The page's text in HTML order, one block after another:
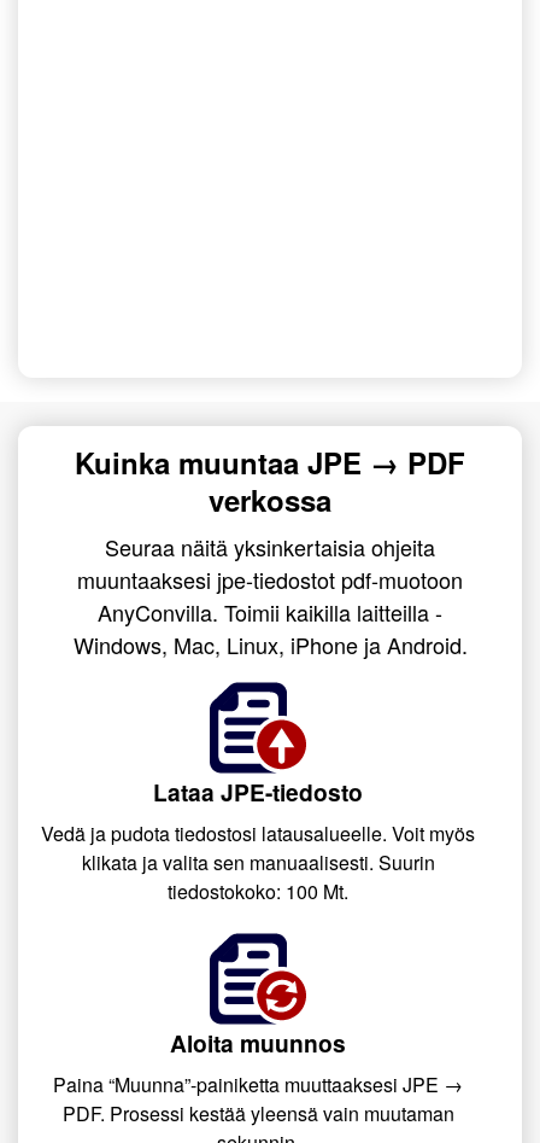
Kuinka muuntaa JPE → PDF
verkossa
Seuraa näitä yksinkertaisia ohjeita
muuntaaksesi jpe-tiedostot pdf-muotoon
AnyConvilla. Toimii kaikilla laitteilla -
Windows, Mac, Linux, iPhone ja Android.
Lataa JPE-tiedosto
Vedä ja pudota tiedostosi latausalueelle. Voit myös
klikata ja valita sen manuaalisesti. Suurin
tiedostokoko: 100 Mt.
Aloita muunnos
Paina “Muunna”-painiketta muuttaaksesi JPE →
PDF. Prosessi kestää yleensä vain muutaman